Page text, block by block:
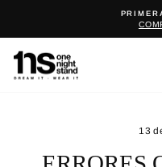
al
contenido
13